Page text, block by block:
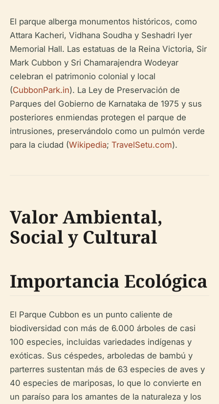
El parque alberga monumentos históricos, como
Attara Kacheri, Vidhana Soudha y Seshadri Iyer
Memorial Hall. Las estatuas de la Reina Victoria, Sir
Mark Cubbon y Sri Chamarajendra Wodeyar
celebran el patrimonio colonial y local
(CubbonPark.in). La Ley de Preservación de
Parques del Gobierno de Karnataka de 1975 y sus
posteriores enmiendas protegen el parque de
intrusiones, preservándolo como un pulmón verde
para la ciudad (Wikipedia; TravelSetu.com).
Valor Ambiental,
Social y Cultural
Importancia Ecológica
El Parque Cubbon es un punto caliente de
biodiversidad con más de 6.000 árboles de casi
100 especies, incluidas variedades indígenas y
exóticas. Sus céspedes, arboledas de bambú y
parterres sustentan más de 63 especies de aves y
40 especies de mariposas, lo que lo convierte en
un paraíso para los amantes de la naturaleza y los